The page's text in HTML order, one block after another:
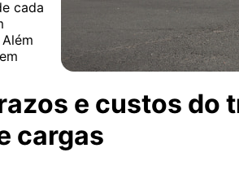
cada
e custos do
cargas